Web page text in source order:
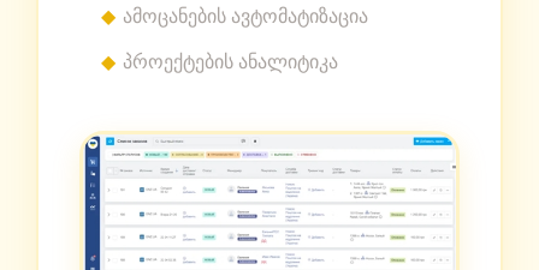
ამოცანების ავტომატიზაცია
პროექტების ანალიტიკა